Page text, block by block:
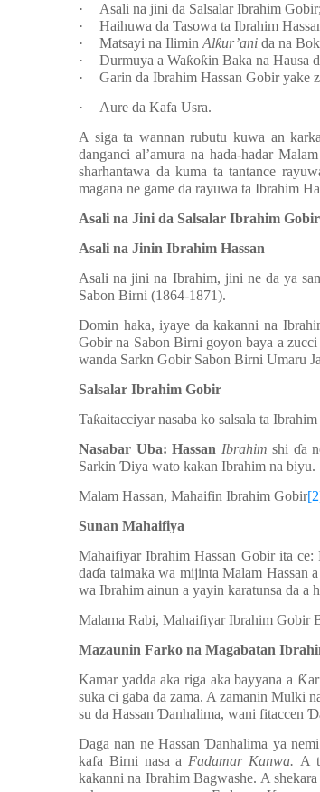
·
Asali na jini da Salsalar Ibrahim Gobir;
·
Haihuwa da Tasowa ta Ibrahim
·
Matsayi na Ilimin Alƙur’ani da na
·
Durmuya a Waƙoƙin Baka na Hausa
·
Garin da Ibrahim Hassan Gobir yake
·
Aure da Kafa Usra.
A siga ta wannan rubutu kuwa an
danganci al’amura na hada-hadar
sharhantawa da kuma ta tantance
magana ne game da rayuwa ta Ibrahim
Asali na Jini da Salsalar Ibrahim Gobir
Asali na Jinin Ibrahim Hassan
Asali na jini na Ibrahim, jini ne da ya
Sabon Birni (1864-1871).
Domin haka, iyaye da kakanni na
Gobir na Sabon Birni goyon baya a
wanda Sarkn Gobir Sabon Birni Umaru
Salsalar Ibrahim Gobir
Taƙaitacciyar nasaba ko salsala ta
Nasabar Uba: Hassan Ibrahimshi ɗa
Sarkin Ɗiya wato kakan Ibrahim na biyu.
Malam Hassan, Mahaifin Ibrahim Gobir
Sunan Mahaifiya
Mahaifiyar Ibrahim Hassan Gobir ita ce:
daɗa taimaka wa mijinta Malam Hassan
wa Ibrahim ainun a yayin karatunsa da a
Malama Rabi, Mahaifiyar Ibrahim Gobir
Mazaunin Farko na Magabatan
Kamar yadda aka riga aka bayyana a Ƙ
suka ci gaba da zama. A zamanin Mulki
su da Hassan Ɗanhalima, wani fitaccen Ɗ
Daga nan ne HassanƊanhalima ya
kafa Birni nasa a Fadamar Kanwa. A
kakanni na Ibrahim Bagwashe. A